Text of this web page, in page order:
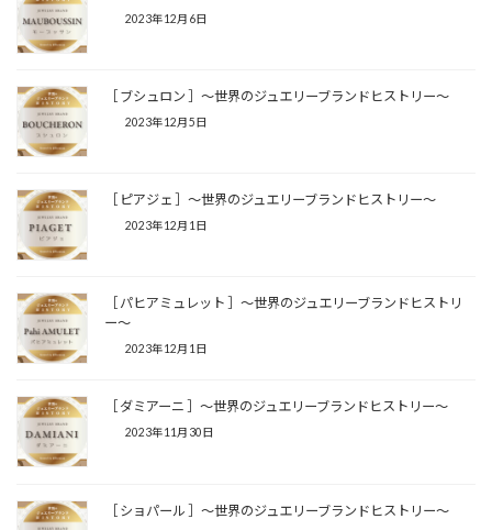
2023年12月6日
［ ブシュロン ］〜世界のジュエリーブランドヒストリー〜
2023年12月5日
［ ピアジェ ］〜世界のジュエリーブランドヒストリー〜
2023年12月1日
［ パヒアミュレット ］〜世界のジュエリーブランドヒストリ
ー〜
2023年12月1日
［ ダミアーニ ］〜世界のジュエリーブランドヒストリー〜
2023年11月30日
［ ショパール ］〜世界のジュエリーブランドヒストリー〜